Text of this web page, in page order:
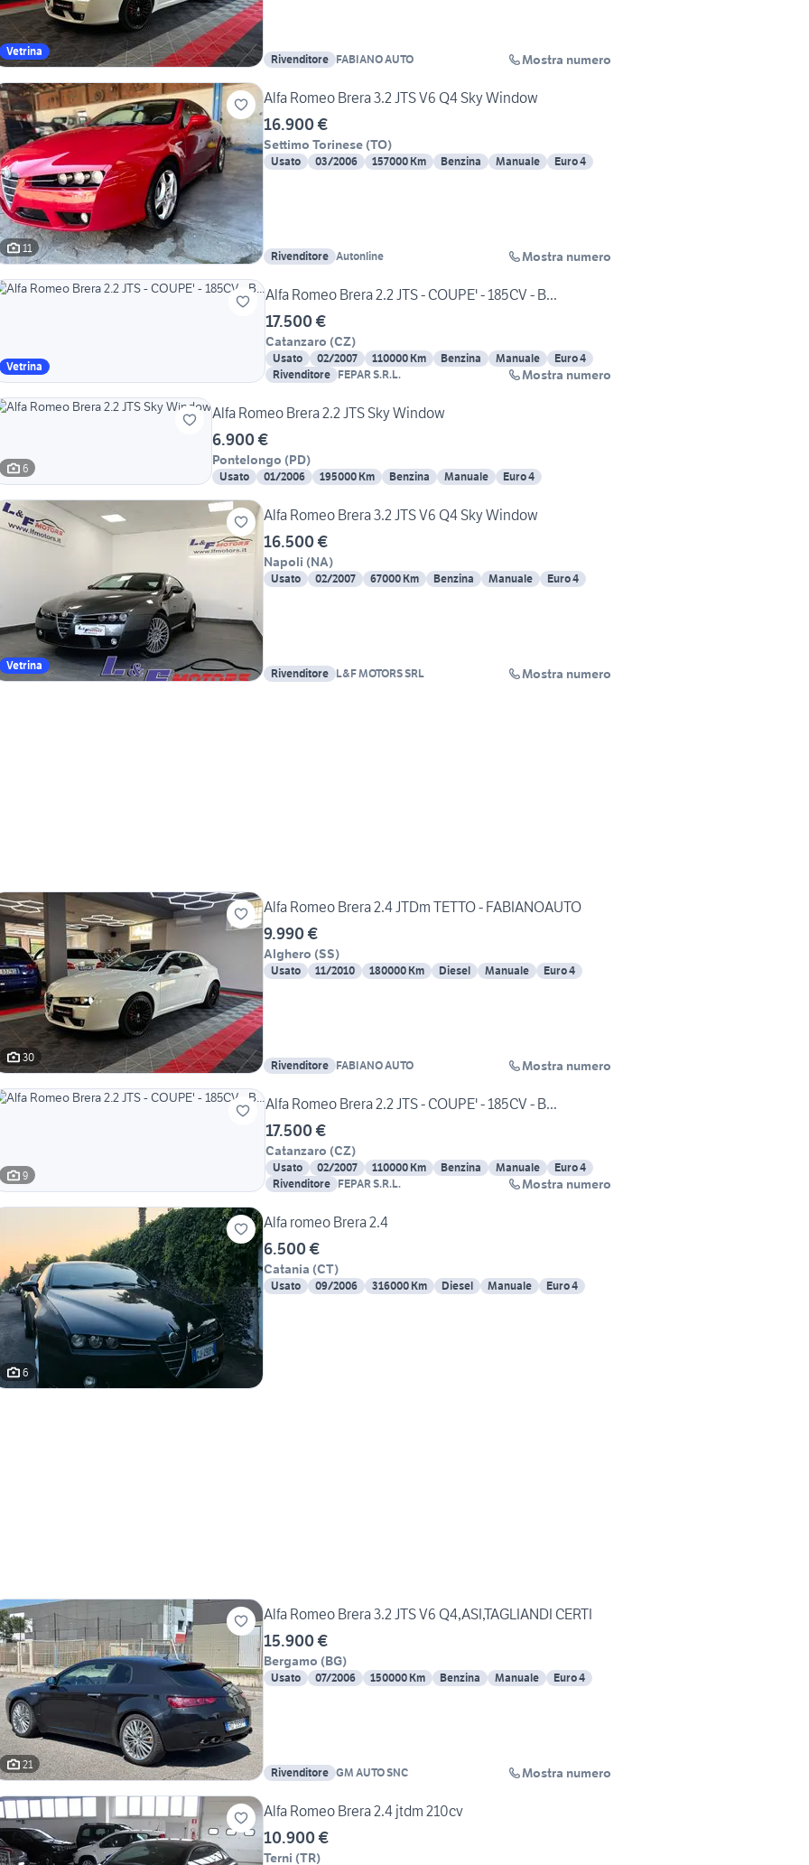
Vetrina
Rivenditore FABIANO AUTO Mostra numero
11
Alfa Romeo Brera 3.2 JTS V6 Q4 Sky Window
16.900 €
Settimo Torinese (TO)
Usato 03/2006 157000 Km Benzina Manuale Euro 4
Rivenditore Autonline Mostra numero
Vetrina
Alfa Romeo Brera 2.2 JTS - COUPE' - 185CV - B...
17.500 €
Catanzaro (CZ)
Usato 02/2007 110000 Km Benzina Manuale
Euro 4
Rivenditore FEPAR S.R.L. Mostra numero
6
Alfa Romeo Brera 2.2 JTS Sky Window
6.900 €
Pontelongo (PD)
Usato 01/2006 195000 Km Benzina Manuale Euro 4
Vetrina
Alfa Romeo Brera 3.2 JTS V6 Q4 Sky Window
16.500 €
Napoli (NA)
Usato 02/2007 67000 Km Benzina Manuale Euro 4
Rivenditore L&F MOTORS SRL Mostra numero
30
Alfa Romeo Brera 2.4 JTDm TETTO - FABIANOAUTO
9.990 €
Alghero (SS)
Usato 11/2010 180000 Km Diesel Manuale Euro 4
Rivenditore FABIANO AUTO Mostra numero
9
Alfa Romeo Brera 2.2 JTS - COUPE' - 185CV - B...
17.500 €
Catanzaro (CZ)
Usato 02/2007 110000 Km Benzina Manuale
Euro 4
Rivenditore FEPAR S.R.L. Mostra numero
6
Alfa romeo Brera 2.4
6.500 €
Catania (CT)
Usato 09/2006 316000 Km Diesel Manuale Euro 4
21
Alfa Romeo Brera 3.2 JTS V6 Q4,ASI,TAGLIANDI CERTI
15.900 €
Bergamo (BG)
Usato 07/2006 150000 Km Benzina Manuale Euro 4
Rivenditore GM AUTO SNC Mostra numero
Alfa Romeo Brera 2.4 jtdm 210cv
10.900 €
Terni (TR)